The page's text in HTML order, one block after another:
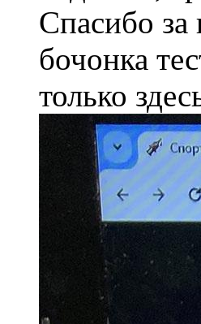
Спасибо за
бочонка
только